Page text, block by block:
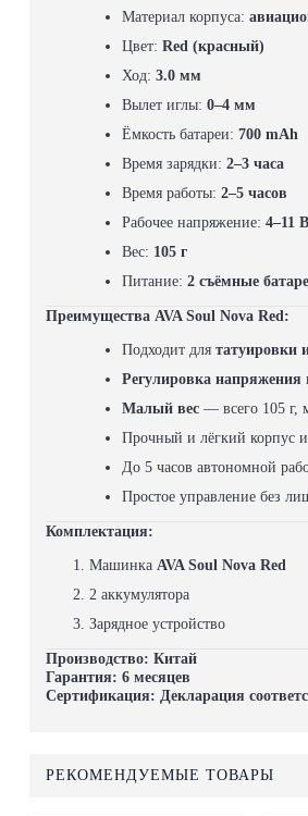
Материал корпуса:
Цвет: Red (красный)
Ход: 3.0 мм
Вылет иглы: 0–4 мм
Ёмкость батареи: 700 mAh
Время зарядки: 2–3 часа
Время работы: 2–5 часов
Рабочее напряжение: 4–11 В
Вес: 105 г
Питание: 2 съёмные
Преимущества AVA Soul Nova Red:
Подходит для татуировки
Регулировка напряжения
Малый вес — всего 105 г,
Прочный и лёгкий корпус
До 5 часов автономной
Простое управление без
Комплектация:
Машинка AVA Soul Nova Red
2 аккумулятора
Зарядное устройство
Производство: Китай
Гарантия: 6 месяцев
Сертификация: Декларация
РЕКОМЕНДУЕМЫЕ ТОВАРЫ